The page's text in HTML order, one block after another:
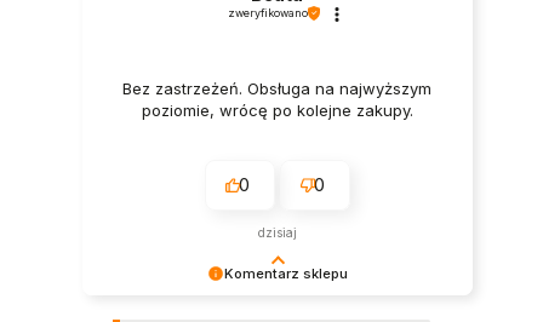
Komentarz sklepu
zweryfikowano
Bez zastrzeżeń. Obsługa na najwyższym
poziomie, wrócę po kolejne zakupy.
0 0
dzisiaj